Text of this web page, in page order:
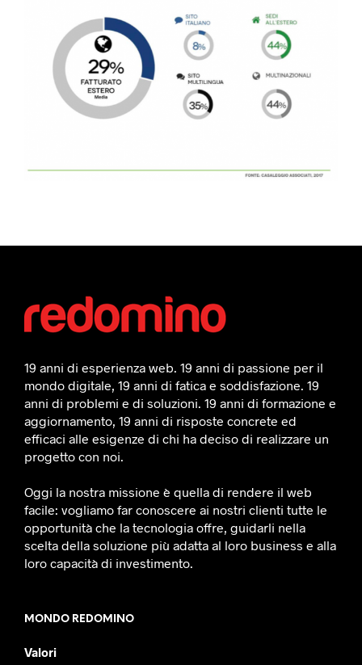
19 anni di esperienza web. 19 anni di passione per il
mondo digitale, 19 anni di fatica e soddisfazione. 19
anni di problemi e di soluzioni. 19 anni di formazione e
aggiornamento, 19 anni di risposte concrete ed
efficaci alle esigenze di chi ha deciso di realizzare un
progetto con noi.
Oggi la nostra missione è quella di rendere il web
facile: vogliamo far conoscere ai nostri clienti tutte le
opportunità che la tecnologia offre, guidarli nella
scelta della soluzione più adatta al loro business e alla
loro capacità di investimento.
MONDO REDOMINO
Valori